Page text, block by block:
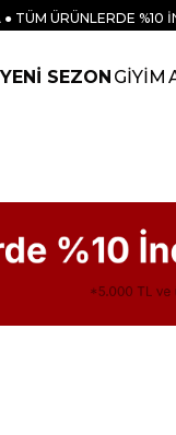
TÜM ÜRÜNLERDE %10
YENİ SEZON GİYİM